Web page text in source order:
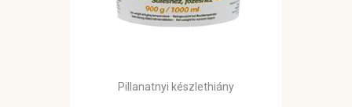
Pillanatnyi készlethiány